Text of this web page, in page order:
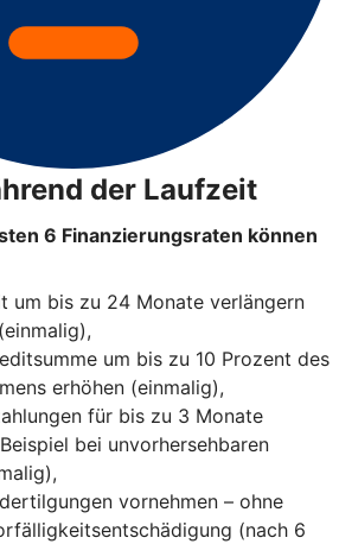
der Laufzeit
6 Finanzierungsraten können
um bis zu 24 Monate verlängern
um bis zu 10 Prozent des
erhöhen (einmalig),
für bis zu 3 Monate
bei unvorhersehbaren
vornehmen – ohne
(nach 6